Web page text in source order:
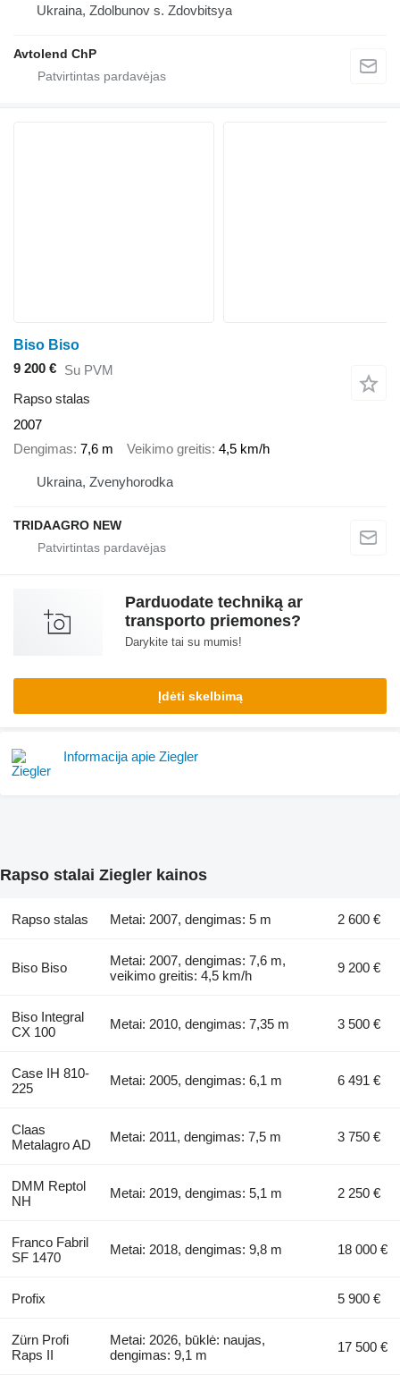
Ukraina, Zdolbunov s. Zdovbitsya
Avtolend ChP
Biso Biso
9 200 € Su PVM
Rapso stalas
2007
Dengimas 7,6 m Veikimo greitis 4,5 km/h
Ukraina, Zvenyhorodka
TRIDAAGRO NEW
Parduodate techniką ar
transporto priemones?
Darykite tai su mumis!
Įdėti skelbimą
Informacija apie Ziegler
Rapso stalai Ziegler kainos
Rapso stalas Metai: 2007, dengimas: 5 m 2 600 €
Biso Biso
Metai: 2007, dengimas: 7,6 m,
veikimo greitis: 4,5 km/h
9 200 €
Biso Integral
CX 100
Metai: 2010, dengimas: 7,35 m 3 500 €
Case IH 810-
225
Metai: 2005, dengimas: 6,1 m 6 491 €
Claas
Metalagro AD
Metai: 2011, dengimas: 7,5 m 3 750 €
DMM Reptol
NH
Metai: 2019, dengimas: 5,1 m 2 250 €
Franco Fabril
SF 1470
Metai: 2018, dengimas: 9,8 m 18 000 €
Profix 5 900 €
Zürn Profi
Raps II
Metai: 2026, būklė: naujas,
dengimas: 9,1 m
17 500 €